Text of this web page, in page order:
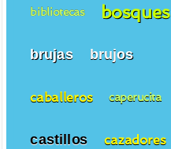
bibliotecas bosques
brujas brujos
caballeros caperucita
castillos cazadores